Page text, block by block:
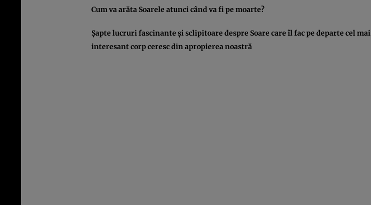
Cum va arăta Soarele atunci când va fi pe moarte?
Şapte lucruri fascinante şi sclipitoare despre Soare care îl fac pe departe cel mai
interesant corp ceresc din apropierea noastră